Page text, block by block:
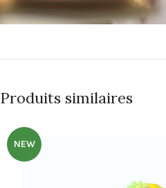
Produits similaires
NEW